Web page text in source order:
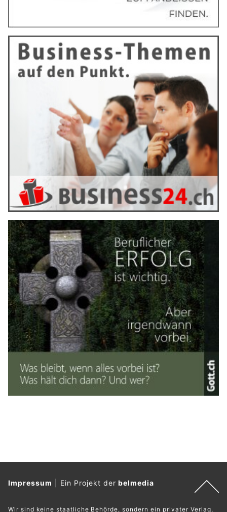
Impressum Ein Projekt derbelmedia
Wir sind keine staatliche Behörde, sondern ein privater Verlag,